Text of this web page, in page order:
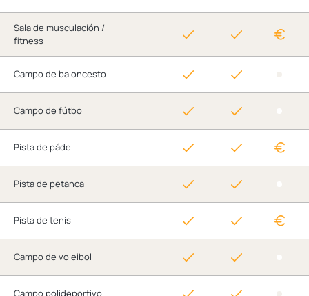
Sala de musculación /
fitness
Campo de baloncesto
Campo de fútbol
Pista de pádel
Pista de petanca
Pista de tenis
Campo de voleibol
Campo polideportivo